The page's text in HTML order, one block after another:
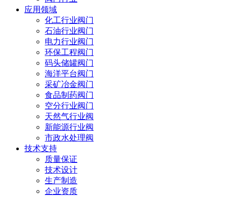
应用领域
化工行业阀门
石油行业阀门
电力行业阀门
环保工程阀门
码头储罐阀门
海洋平台阀门
采矿冶金阀门
食品制药阀门
空分行业阀门
天然气行业阀
新能源行业阀
市政水处理阀
技术支持
质量保证
技术设计
生产制造
企业资质